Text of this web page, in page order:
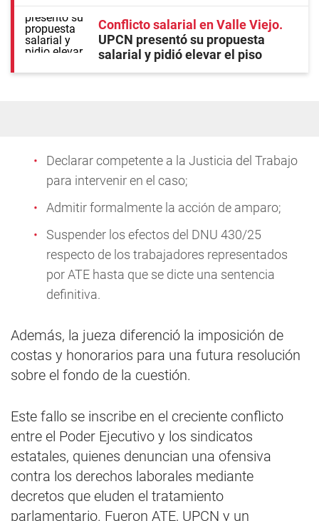
Conflicto salarial en Valle Viejo
UPCN presentó su propuesta
salarial y pidió elevar el piso
Declarar competente a la Justicia del Trabajo
para intervenir en el caso;
Admitir formalmente la acción de amparo;
Suspender los efectos del DNU 430/25
respecto de los trabajadores representados
por ATE hasta que se dicte una sentencia
definitiva.
Además, la jueza diferenció la imposición de
costas y honorarios para una futura resolución
sobre el fondo de la cuestión.
Este fallo se inscribe en el creciente conflicto
entre el Poder Ejecutivo y los sindicatos
estatales, quienes denuncian una ofensiva
contra los derechos laborales mediante
decretos que eluden el tratamiento
parlamentario. Fueron ATE, UPCN y un